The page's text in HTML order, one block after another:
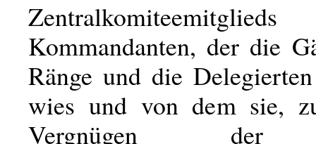
Kommandanten, der die
Ränge und die
wies und von dem sie,
Vergnügen der